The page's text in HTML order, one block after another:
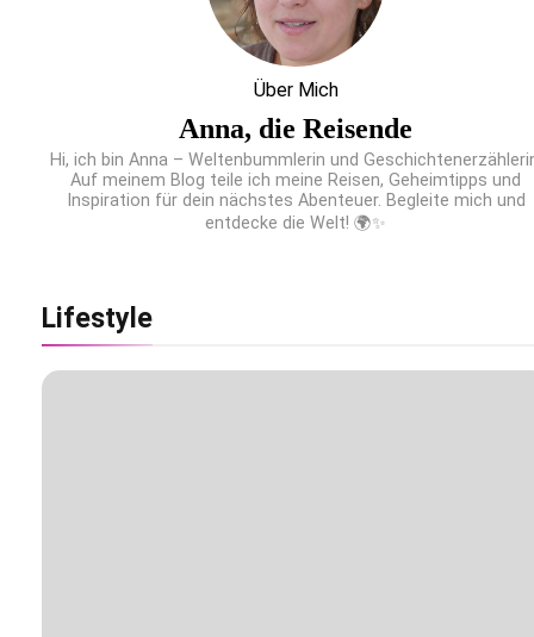
PEPE JEANS LONDON AW26
Flachste mechanische Weltzeituhr gewinnt Red
Über Mich
Anna, die Reisende
Hi, ich bin Anna – Weltenbummlerin und
Auf meinem Blog teile ich meine Reisen, Geheimtipps und
Inspiration für dein nächstes Abenteuer. Begleite mich und
entdecke die Welt! 🌍✨
Lifestyle